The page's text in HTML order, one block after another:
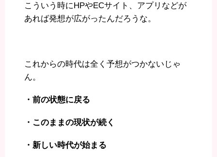
こういう時にHPやECサイト、アプリなどが
あれば発想が広がったんだろうな。
これからの時代は全く予想がつかないじゃ
ん。
・前の状態に戻る
・このままの現状が続く
・新しい時代が始まる